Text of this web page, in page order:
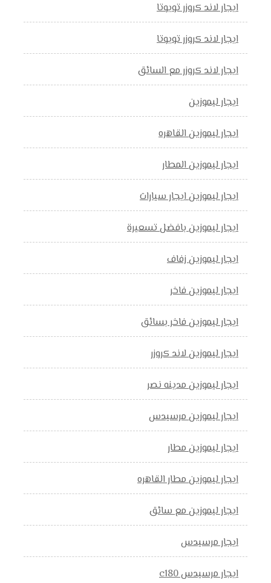
ايجار لاند كروزر تويوتا
ايجار لاند كروزر تويوتا
ايجار لاند كروزر مع السائق
ايجار ليموزين
ايجار ليموزين القاهره
ايجار ليموزين المطار
ايجار ليموزين ايجار سيارات
ايجار ليموزين بافضل تسعيرة
ايجار ليموزين زفاف
ايجار ليموزين فاخر
ايجار ليموزين فاخر بسائق
ايجار ليموزين لاند كروزر
ايجار ليموزين مدينه نصر
ايجار ليموزين مرسيدس
ايجار ليموزين مطار
ايجار ليموزين مطار القاهره
ايجار ليموزين مع سائق
ايجار مرسيدس
ايجار مرسيدس c180